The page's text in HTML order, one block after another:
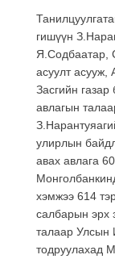
гишүүн
Я.Содбаатар,
асуулт асууж,
Засгийн
авлагын
улирлын
авах авлага
хэмжээ 614
салбарын эрх
талаар Улсын
тодруулахад